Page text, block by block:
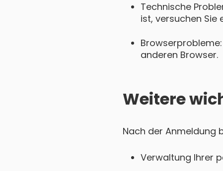
Technische
ist, versuchen Sie
anderen Browser.
Weitere
Nach der Anmeldung
Verwaltung Ihrer